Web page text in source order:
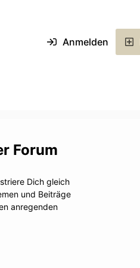
Anmelden
Forum
Dich gleich
und Beiträge
anregenden